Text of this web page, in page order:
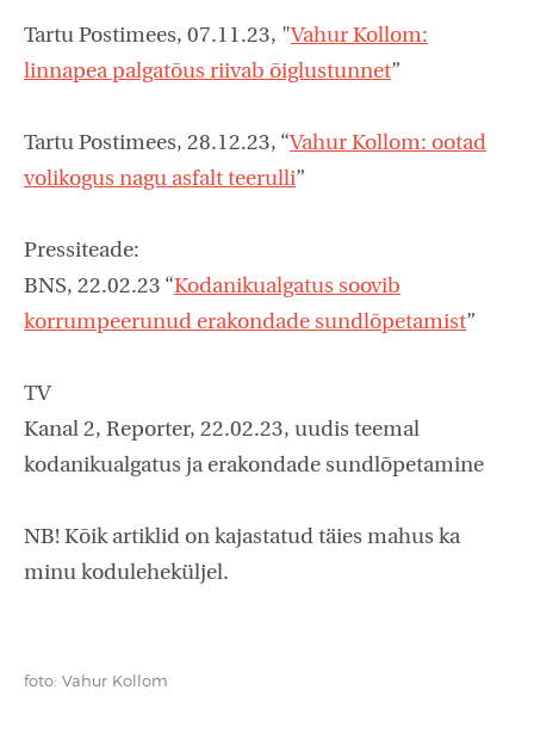
Tartu Postimees, 07.11.23, "Vahur Kollom:
linnapea palgatõus riivab õiglustunnet”
Tartu Postimees, 28.12.23, “Vahur Kollom: ootad
volikogus nagu asfalt teerulli”
Pressiteade:
BNS, 22.02.23 “Kodanikualgatus soovib
korrumpeerunud erakondade sundlõpetamist”
TV
Kanal 2, Reporter, 22.02.23, uudis teemal
kodanikualgatus ja erakondade sundlõpetamine
NB! Kõik artiklid on kajastatud täies mahus ka
minu koduleheküljel.
foto: Vahur Kollom